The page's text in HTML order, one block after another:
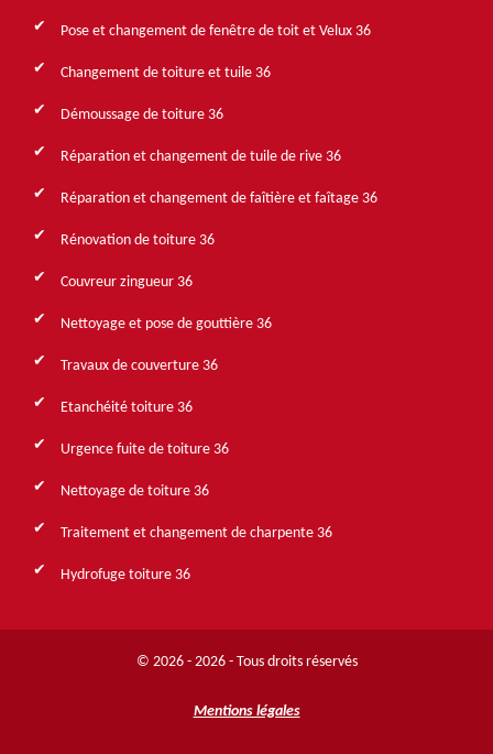
Pose et changement de fenêtre de toit et Velux 36
Changement de toiture et tuile 36
Démoussage de toiture 36
Réparation et changement de tuile de rive 36
Réparation et changement de faîtière et faîtage 36
Rénovation de toiture 36
Couvreur zingueur 36
Nettoyage et pose de gouttière 36
Travaux de couverture 36
Etanchéité toiture 36
Urgence fuite de toiture 36
Nettoyage de toiture 36
Traitement et changement de charpente 36
Hydrofuge toiture 36
© 2026 - 2026 - Tous droits réservés
Mentions légales